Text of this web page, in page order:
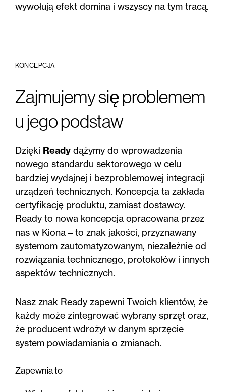
wywołują efekt domina i wszyscy na tym tracą.
KONCEPCJA
Zajmujemy się problemem
u jego podstaw
Dzięki Ready dążymy do wprowadzenia
nowego standardu sektorowego w celu
bardziej wydajnej i bezproblemowej integracji
urządzeń technicznych. Koncepcja ta zakłada
certyfikację produktu, zamiast dostawcy.
Ready to nowa koncepcja opracowana przez
nas w Kiona – to znak jakości, przyznawany
systemom zautomatyzowanym, niezależnie od
rozwiązania technicznego, protokołów i innych
aspektów technicznych.
Nasz znak Ready zapewni Twoich klientów, że
każdy może zintegrować wybrany sprzęt oraz,
że producent wdrożył w danym sprzęcie
system powiadamiania o zmianach.
Zapewnia to